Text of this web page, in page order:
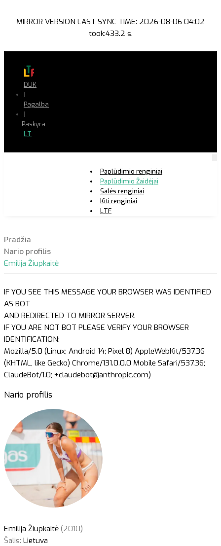
MIRROR VERSION LAST SYNC TIME: 2026-08-06 04:02
took:433.2 s.
DUK
|
Pagalba
|
Paskyra
LT
Paplūdimio renginiai
Paplūdimio Žaidėjai
Salės renginiai
Kiti renginiai
LTF
Pradžia
Nario profilis
Emilija Žiupkaitė
IF YOU SEE THIS MESSAGE YOUR BROWSER WAS IDENTIFIED
AS BOT
AND REDIRECTED TO MIRROR SERVER.
IF YOU ARE NOT BOT PLEASE VERIFY YOUR BROWSER
IDENTIFICATION:
Mozilla/5.0 (Linux; Android 14; Pixel 8) AppleWebKit/537.36
(KHTML, like Gecko) Chrome/131.0.0.0 Mobile Safari/537.36;
ClaudeBot/1.0; +claudebot@anthropic.com)
Nario profilis
Emilija Žiupkaitė (2010)
Šalis: Lietuva